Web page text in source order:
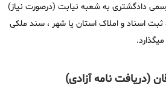
دادگشتری به شعبه نیابت (درصورت نیاز)
ثبت اسناد و املاک استان یا شهر ، سند ملکی